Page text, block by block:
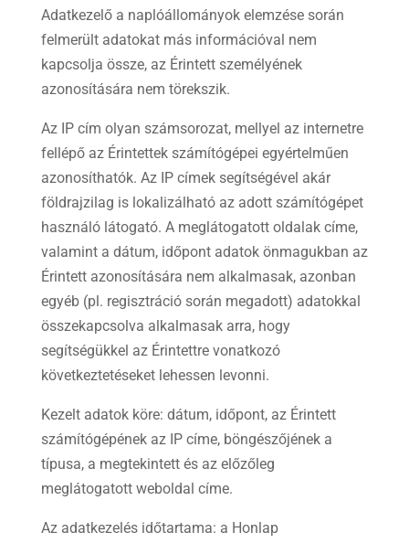
Adatkezelő a naplóállományok elemzése során
felmerült adatokat más információval nem
kapcsolja össze, az Érintett személyének
azonosítására nem törekszik.
Az IP cím olyan számsorozat, mellyel az internetre
fellépő az Érintettek számítógépei egyértelműen
azonosíthatók. Az IP címek segítségével akár
földrajzilag is lokalizálható az adott számítógépet
használó látogató. A meglátogatott oldalak címe,
valamint a dátum, időpont adatok önmagukban az
Érintett azonosítására nem alkalmasak, azonban
egyéb (pl. regisztráció során megadott) adatokkal
összekapcsolva alkalmasak arra, hogy
segítségükkel az Érintettre vonatkozó
következtetéseket lehessen levonni.
Kezelt adatok köre: dátum, időpont, az Érintett
számítógépének az IP címe, böngészőjének a
típusa, a megtekintett és az előzőleg
meglátogatott weboldal címe.
Az adatkezelés időtartama: a Honlap